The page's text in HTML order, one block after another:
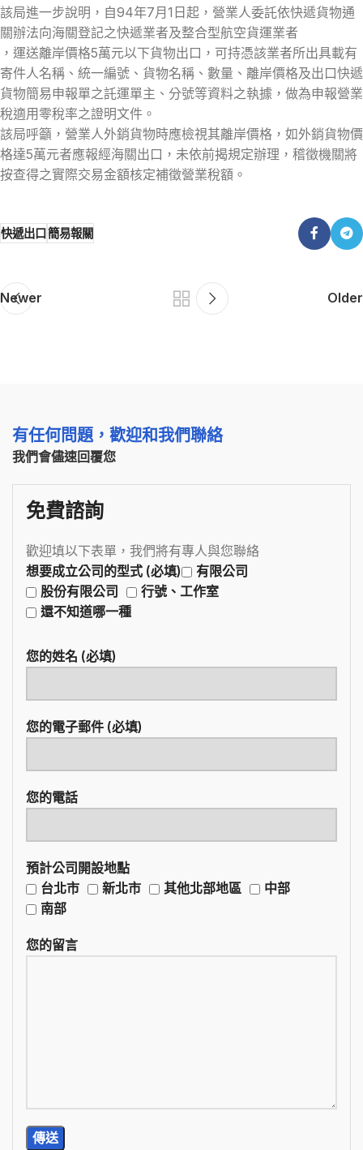
該局進一步說明，自94年7月1日起，營業人委託依快遞貨物通
關辦法向海關登記之快遞業者及整合型航空貨運業者
，運送離岸價格5萬元以下貨物出口，可持憑該業者所出具載有
寄件人名稱、統一編號、貨物名稱、數量、離岸價格及出口快遞
貨物簡易申報單之託運單主、分號等資料之執據，做為申報營業
稅適用零稅率之證明文件。
該局呼籲，營業人外銷貨物時應檢視其離岸價格，如外銷貨物價
格達5萬元者應報經海關出口，未依前揭規定辦理，稽徵機關將
按查得之實際交易金額核定補徵營業稅額。
快遞出口簡易報關
Newer Older
有任何問題，歡迎和我們聯絡
我們會儘速回覆您
免費諮詢
歡迎填以下表單，我們將有專人與您聯絡
想要成立公司的型式 (必填)
有限公司
股份有限公司
行號、工作室
還不知道哪一種
您的姓名 (必填)
您的電子郵件 (必填)
您的電話
預計公司開設地點
台北市
新北市 其他北部地區
中部
南部
您的留言